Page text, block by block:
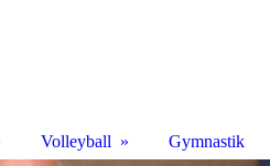
Volleyball Gymnastik